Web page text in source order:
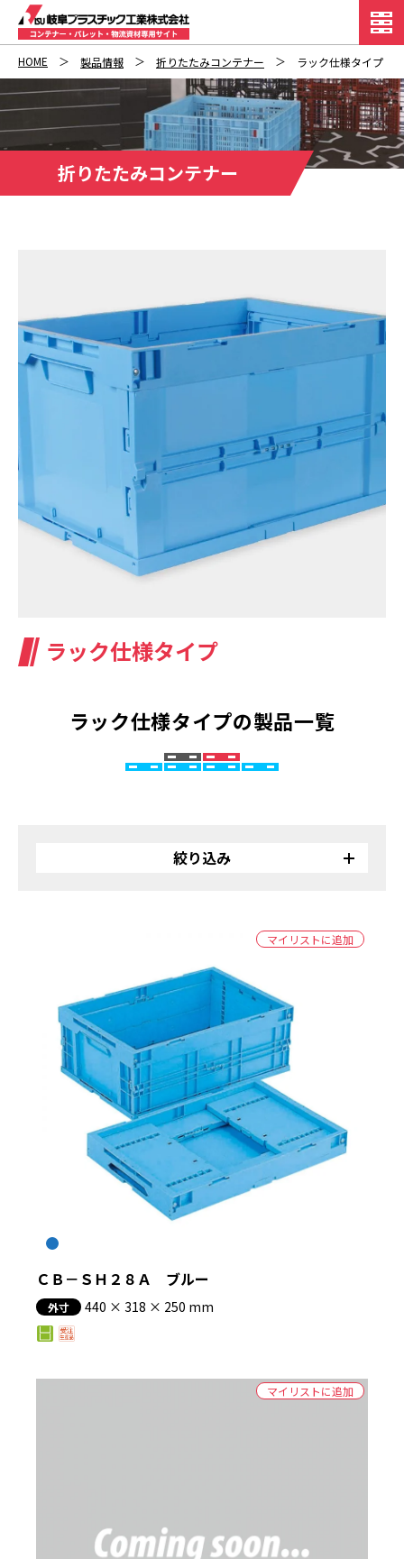
HOME 製品情報 折りたたみコンテナー ラック仕様タイプ
折りたたみコンテナー
ラック仕様タイプ
ラック仕様タイプの製品一覧
絞り込み
カラー
マイリストに追加
ＣＢ－ＳＨ２８Ａ ブルー
外寸 440 × 318 × 250 mm
マイリストに追加